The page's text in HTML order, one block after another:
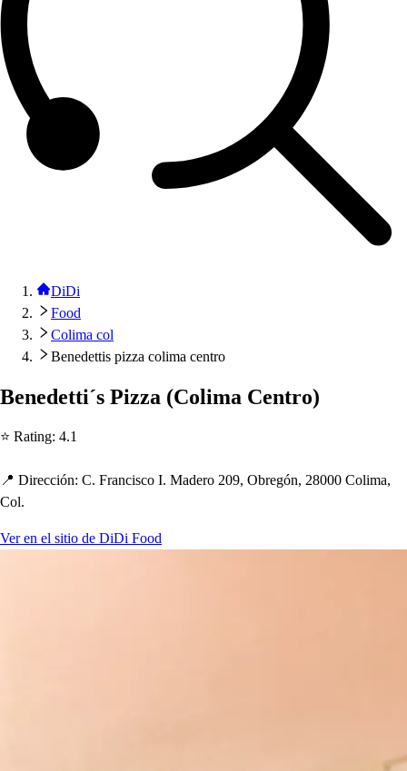
DiDi
Food
Colima col
Benedettis pizza colima centro
Benedetti´s Pizza (Colima Centro)
⭐ Rating: 4.1
📍 Dirección: C. Francisco I. Madero 209, Obregón, 28000 Colima,
Col.
Ver en el sitio de DiDi Food